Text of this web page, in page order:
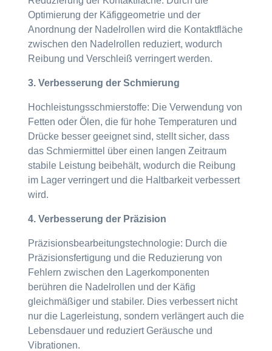
Optimierung der Käfiggeometrie und der
Anordnung der Nadelrollen wird die Kontaktfläche
zwischen den Nadelrollen reduziert, wodurch
Reibung und Verschleiß verringert werden.
3. Verbesserung der Schmierung
Hochleistungsschmierstoffe: Die Verwendung von
Fetten oder Ölen, die für hohe Temperaturen und
Drücke besser geeignet sind, stellt sicher, dass
das Schmiermittel über einen langen Zeitraum
stabile Leistung beibehält, wodurch die Reibung
im Lager verringert und die Haltbarkeit verbessert
wird.
4. Verbesserung der Präzision
Präzisionsbearbeitungstechnologie: Durch die
Präzisionsfertigung und die Reduzierung von
Fehlern zwischen den Lagerkomponenten
berühren die Nadelrollen und der Käfig
gleichmäßiger und stabiler. Dies verbessert nicht
nur die Lagerleistung, sondern verlängert auch die
Lebensdauer und reduziert Geräusche und
Vibrationen.